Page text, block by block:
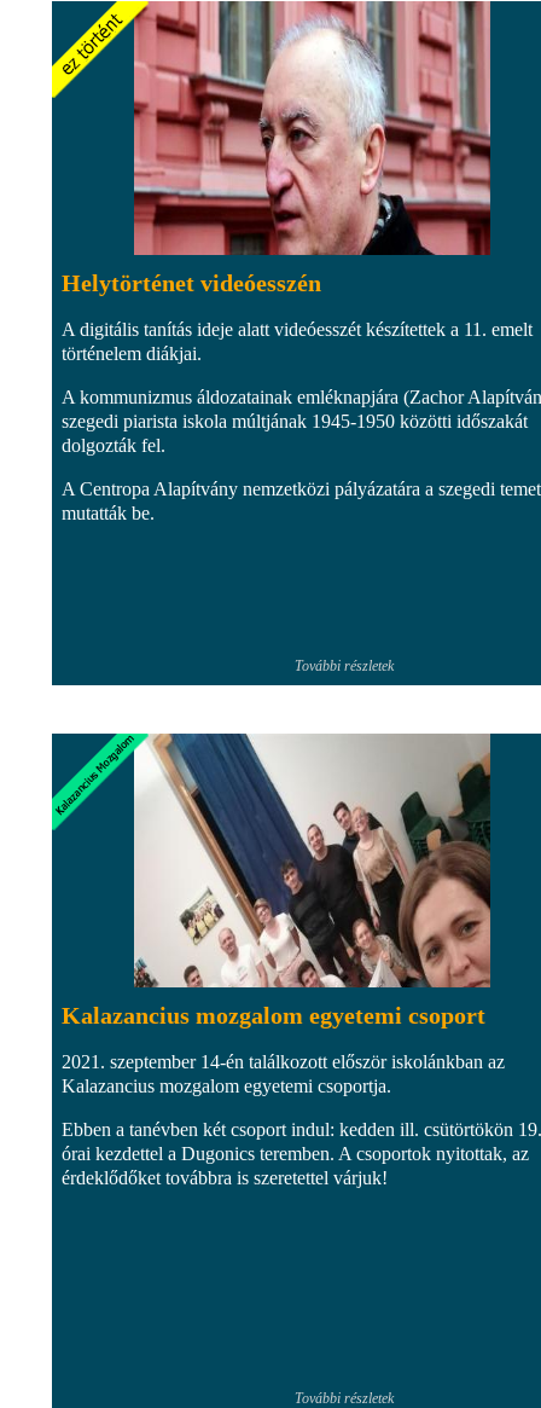
Helytörténet videóesszén
A digitális tanítás ideje alatt videóesszét készítettek a 11. emelt
történelem diákjai.
A kommunizmus áldozatainak emléknapjára (Zachor
szegedi piarista iskola múltjának 1945-1950 közötti időszakát
dolgozták fel.
A Centropa Alapítvány nemzetközi pályázatára a szegedi
mutatták be.
További részletek
Kalazancius mozgalom egyetemi csoport
2021. szeptember 14-én találkozott először iskolánkban az
Kalazancius mozgalom egyetemi csoportja.
Ebben a tanévben két csoport indul: kedden ill. csütörtökön
órai kezdettel a Dugonics teremben. A csoportok nyitottak, az
érdeklődőket továbbra is szeretettel várjuk!
További részletek